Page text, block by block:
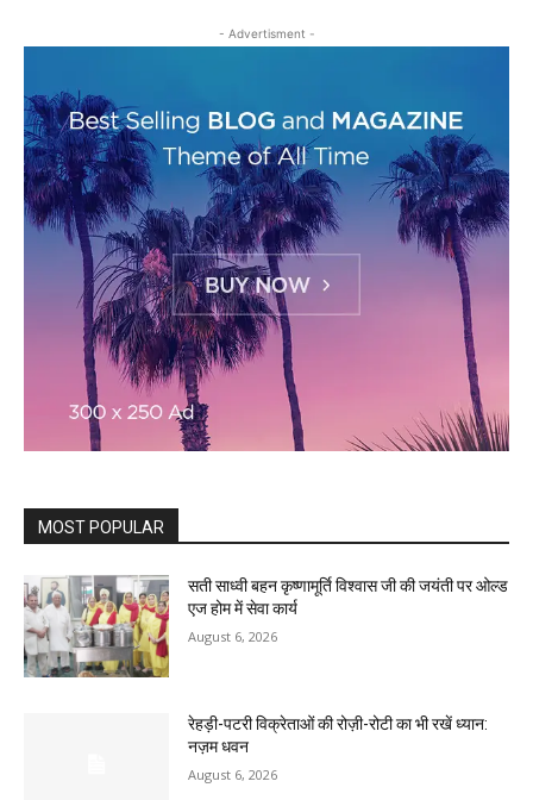
- Advertisment -
MOST POPULAR
सती साध्वी बहन कृष्णामूर्ति विश्वास जी की जयंती पर ओल्ड
एज होम में सेवा कार्य
August 6, 2026
रेहड़ी-पटरी विक्रेताओं की रोज़ी-रोटी का भी रखें ध्यान:
नज़म धवन
August 6, 2026